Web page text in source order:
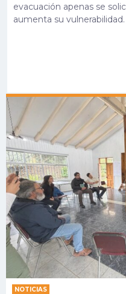
evacuación apenas se
aumenta su vulnerabilidad.
NOTICIAS